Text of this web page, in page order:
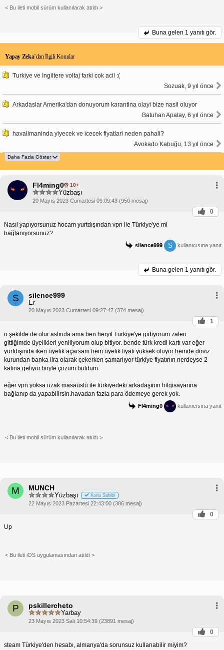
< Bu ileti mobil sürüm kullanılarak atıldı >
Buna gelen 1 yanıtı gör.
Yapay Zeka’dan İlgili Konular
Turkiye ve Ingiltere voltaj farki cok acil :(
Sozuak, 9 yıl önce
Arkadaslar Amerika'dan donuyorum karantina olayi bize nasil oluyor
Batuhan Apatay, 6 yıl önce
havalimaninda yiyecek ve icecek fiyatlari neden pahali?
Avokado Kabuğu, 13 yıl önce
Fl4ming0 10+
Yüzbaşı
20 Mayıs 2023 Cumartesi 09:09:43 (950 mesaj)
0
Nasıl yapıyorsunuz hocam yurtdışından vpn ile Türkiye'ye mi
bağlanıyorsunuz?
silence999 S kullanıcısına yanıt
Buna gelen 1 yanıtı gör.
S silence999
Er
20 Mayıs 2023 Cumartesi 09:27:47 (374 mesaj)
1
o şekilde de olur aslında ama ben heryıl Türkiye'ye gidiyorum zaten.
gittiğimde üyelikleri yeniliyorum olup bitiyor. bende türk kredi kartı var eğer
yurtdışında iken üyelik açarsam hem üyelik fiyatı yüksek oluyor hemde döviz
kurundan banka lira olarak çekerken şamarlıyor türkiye fiyatının nerdeyse 2
katına geliyor.böyle çözüm buldum.
eğer vpn yoksa uzak masaüstü ile türkiyedeki arkadaşının bilgisayarına
bağlanıp da yapabilirsin.havadan fazla para ödemeye gerek yok.
Fl4ming0 kullanıcısına yanıt
< Bu ileti mobil sürüm kullanılarak atıldı >
M MUNCH
Yüzbaşı Konu Sahibi
22 Mayıs 2023 Pazartesi 22:43:00 (386 mesaj)
0
Up
< Bu ileti iOS uygulamasından atıldı >
P pskillercheto
Yarbay
23 Mayıs 2023 Salı 10:54:39 (23891 mesaj)
0
steam Türkiye'den hesabı, almanya'da sorunsuz kullanabilir miyim?